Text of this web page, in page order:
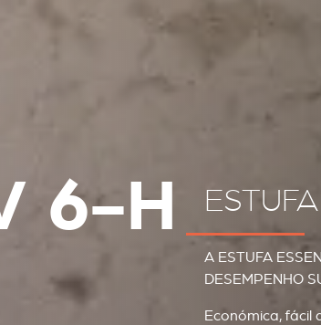
6-H
A ESTUFA
DESEMPENHO
Económica, fácil